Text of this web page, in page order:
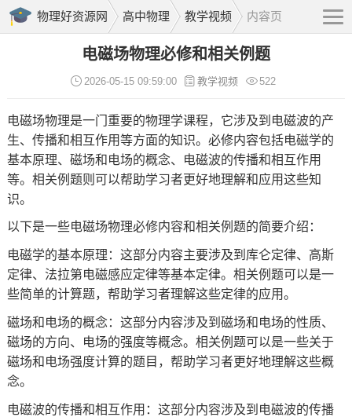
物理好资源网 高中物理 教学视频 内容页
电磁场物理必修和相关例题
2026-05-15 09:59:00 教学视频 522
电磁场物理是一门重要的物理学课程，它涉及到电磁波的产
生、传播和相互作用等方面的知识。必修内容包括电磁学的
基本原理、磁场和电场的概念、电磁波的传播和相互作用
等。相关例题则可以帮助学习者更好地理解和应用这些知
识。
以下是一些电磁场物理必修内容和相关例题的简要介绍：
电磁学的基本原理：这部分内容主要涉及到库仑定律、高斯
定律、法拉第电磁感应定律等基本定律。相关例题可以是一
些简单的计算题，帮助学习者理解这些定律的应用。
磁场和电场的概念：这部分内容涉及到磁场和电场的性质、
磁场的方向、电场的强度等概念。相关例题可以是一些关于
磁场和电场强度计算的题目，帮助学习者更好地理解这些概
念。
电磁波的传播和相互作用：这部分内容涉及到电磁波的传播